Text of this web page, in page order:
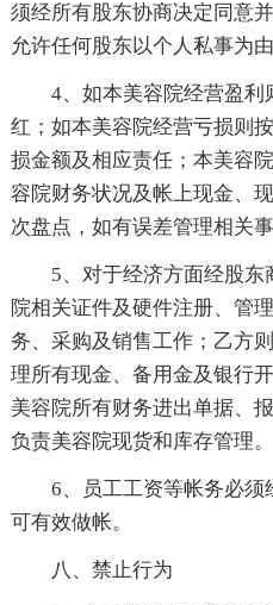
须经所有股东协商决定同意
允许任何股东以个人私事为
4、如本美容院经营盈利
红；如本美容院经营亏损则
损金额及相应责任；本美容
容院财务状况及帐上现金、
次盘点，如有误差管理相关
5、对于经济方面经股东
院相关证件及硬件注册、管
务、采购及销售工作；乙方
理所有现金、备用金及银行
美容院所有财务进出单据、
负责美容院现货和库存管理。
6、员工工资等帐务必须
可有效做帐。
八、禁止行为